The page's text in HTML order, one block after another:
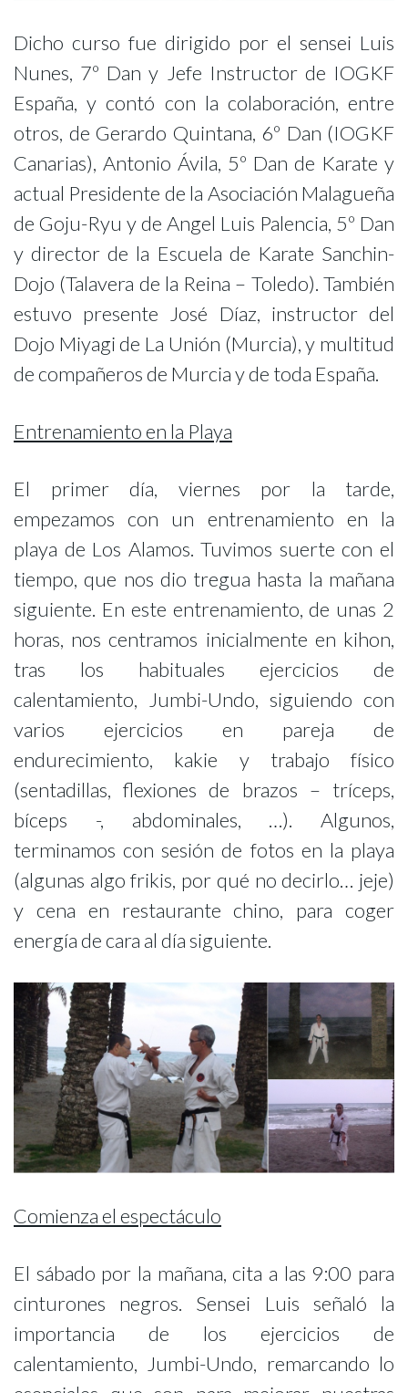
Dicho curso fue dirigido por el sensei Luis
Nunes, 7º Dan y Jefe Instructor de IOGKF
España, y contó con la colaboración, entre
otros, de Gerardo Quintana, 6º Dan (IOGKF
Canarias), Antonio Ávila, 5º Dan de Karate y
actual Presidente de la Asociación Malagueña
de Goju-Ryu y de Angel Luis Palencia, 5º Dan
y director de la Escuela de Karate Sanchin-
Dojo (Talavera de la Reina – Toledo). También
estuvo presente José Díaz, instructor del
Dojo Miyagi de La Unión (Murcia), y multitud
de compañeros de Murcia y de toda España.
Entrenamiento en la Playa
El primer día, viernes por la tarde,
empezamos con un entrenamiento en la
playa de Los Alamos. Tuvimos suerte con el
tiempo, que nos dio tregua hasta la mañana
siguiente. En este entrenamiento, de unas 2
horas, nos centramos inicialmente en kihon,
tras los habituales ejercicios de
calentamiento, Jumbi-Undo, siguiendo con
varios ejercicios en pareja de
endurecimiento, kakie y trabajo físico
(sentadillas, flexiones de brazos – tríceps,
bíceps -, abdominales, …). Algunos,
terminamos con sesión de fotos en la playa
(algunas algo frikis, por qué no decirlo… jeje)
y cena en restaurante chino, para coger
energía de cara al día siguiente.
Comienza el espectáculo
El sábado por la mañana, cita a las 9:00 para
cinturones negros. Sensei Luis señaló la
importancia de los ejercicios de
calentamiento, Jumbi-Undo, remarcando lo